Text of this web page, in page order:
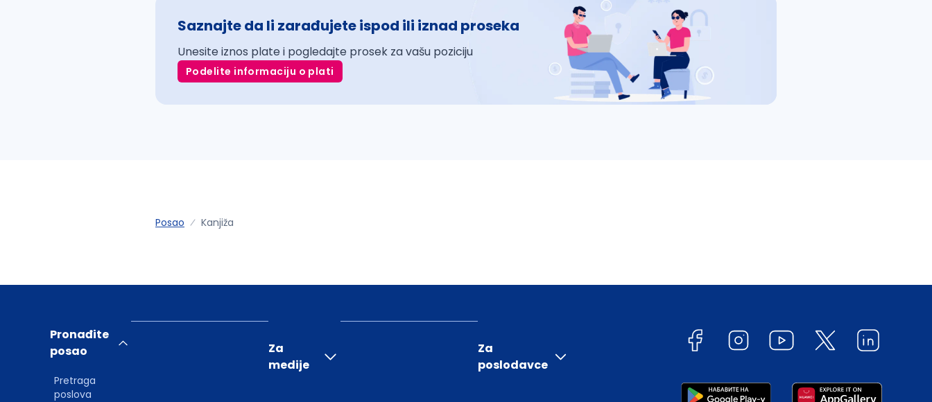
Saznajte da li zarađujete ispod ili iznad proseka
Unesite iznos plate i pogledajte prosek za vašu poziciju
Podelite informaciju o plati
Posao Kanjiža
Pronađite
posao
Pretraga
poslova
Za
medije
Za
poslodavce